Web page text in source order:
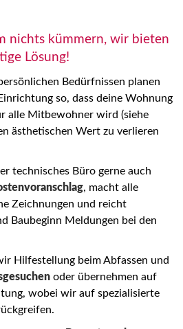
nichts kümmern, wir bieten
Lösung!
Bedürfnissen planen
so, dass deine Wohnung
alle Mitbewohner wird (siehe
ästhetischen Wert zu verlieren
technisches Büro gerne auch
, macht alle
Zeichnungen und reicht
Baubeginn Meldungen bei den
Hilfestellung beim Abfassen und
oder übernehmen auf
wobei wir auf spezialisierte